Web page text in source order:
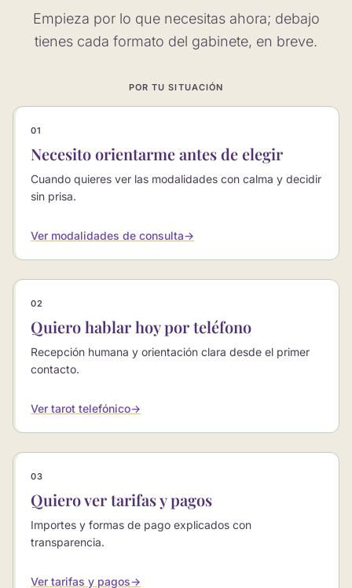
Empieza por lo que necesitas ahora; debajo
tienes cada formato del gabinete, en breve.
POR TU SITUACIÓN
01
Necesito orientarme antes de elegir
Cuando quieres ver las modalidades con calma y decidir
sin prisa.
Ver modalidades de consulta→
02
Quiero hablar hoy por teléfono
Recepción humana y orientación clara desde el primer
contacto.
Ver tarot telefónico→
03
Quiero ver tarifas y pagos
Importes y formas de pago explicados con
transparencia.
Ver tarifas y pagos→